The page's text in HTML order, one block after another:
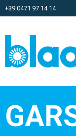
+39 0471 97 14 14